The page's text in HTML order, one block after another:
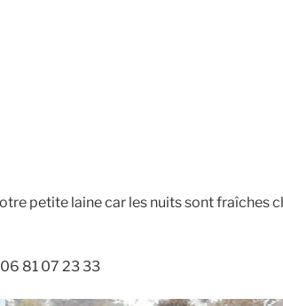
petite laine car les nuits sont fraîches
81 07 23 33